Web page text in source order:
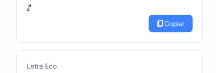
ꁴ
content_copyCopiar
Letra Eco